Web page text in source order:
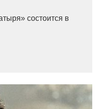
состоится в